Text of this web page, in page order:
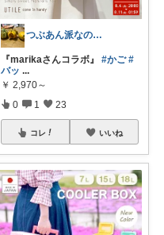
つぶあん派なのです3児のママ
『marikaさんコラボ』 #かご #
バッ ...
￥ 2,970～
0 1 23
コレ いいね